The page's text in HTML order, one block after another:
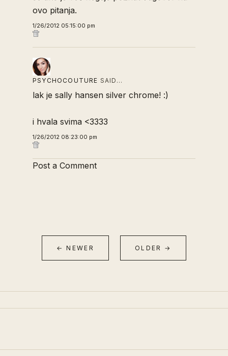
ovo pitanja.
1/26/2012 05:15:00 pm
PSYCHOCOUTURE SAID…
lak je sally hansen silver chrome! :)
i hvala svima <3333
1/26/2012 08:23:00 pm
Post a Comment
← NEWER OLDER →